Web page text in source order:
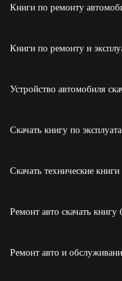
Книги по ремонту
Книги по ремонту и
Устройство автомобиля
Скачать книгу по
Скачать технические
Ремонт авто скачать книгу
Ремонт авто и